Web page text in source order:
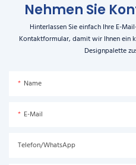
Nehmen Sie
Hinterlassen Sie einfach Ihre E-
Kontaktformular, damit wir Ihnen ein
Designpalette
Name
E-Mail
Telefon/WhatsApp